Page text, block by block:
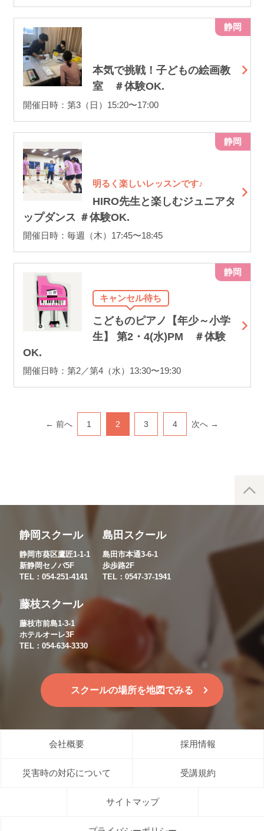
本気で挑戦！子どもの絵画教
室 ＃体験OK.
開催日時：第3（日）15:20〜17:00
静岡
明るく楽しいレッスンです♪
HIRO先生と楽しむジュニアタ
ップダンス ＃体験OK.
開催日時：毎週（木）17:45〜18:45
静岡
キャンセル待ち
こどものピアノ【年少～小学
生】 第2・4(水)PM ＃体験
OK.
開催日時：第2／第4（水）13:30〜19:30
静岡
← 前へ 1 2 3 4 次へ →
静岡スクール
静岡市葵区鷹匠1-1-1
新静岡セノバ5F
TEL：054-251-4141
島田スクール
島田市本通3-6-1
歩歩路2F
TEL：0547-37-1941
藤枝スクール
藤枝市前島1-3-1
ホテルオーレ3F
TEL：054-634-3330
スクールの場所を地図でみる
会社概要 採用情報
災害時の対応について 受講規約
サイトマップ